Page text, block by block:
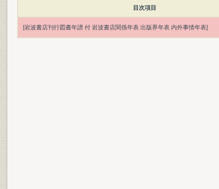
目次項目
[岩波書店刊行図書年譜 付 岩波書店関係年表 出版界年表 内外事情年表]